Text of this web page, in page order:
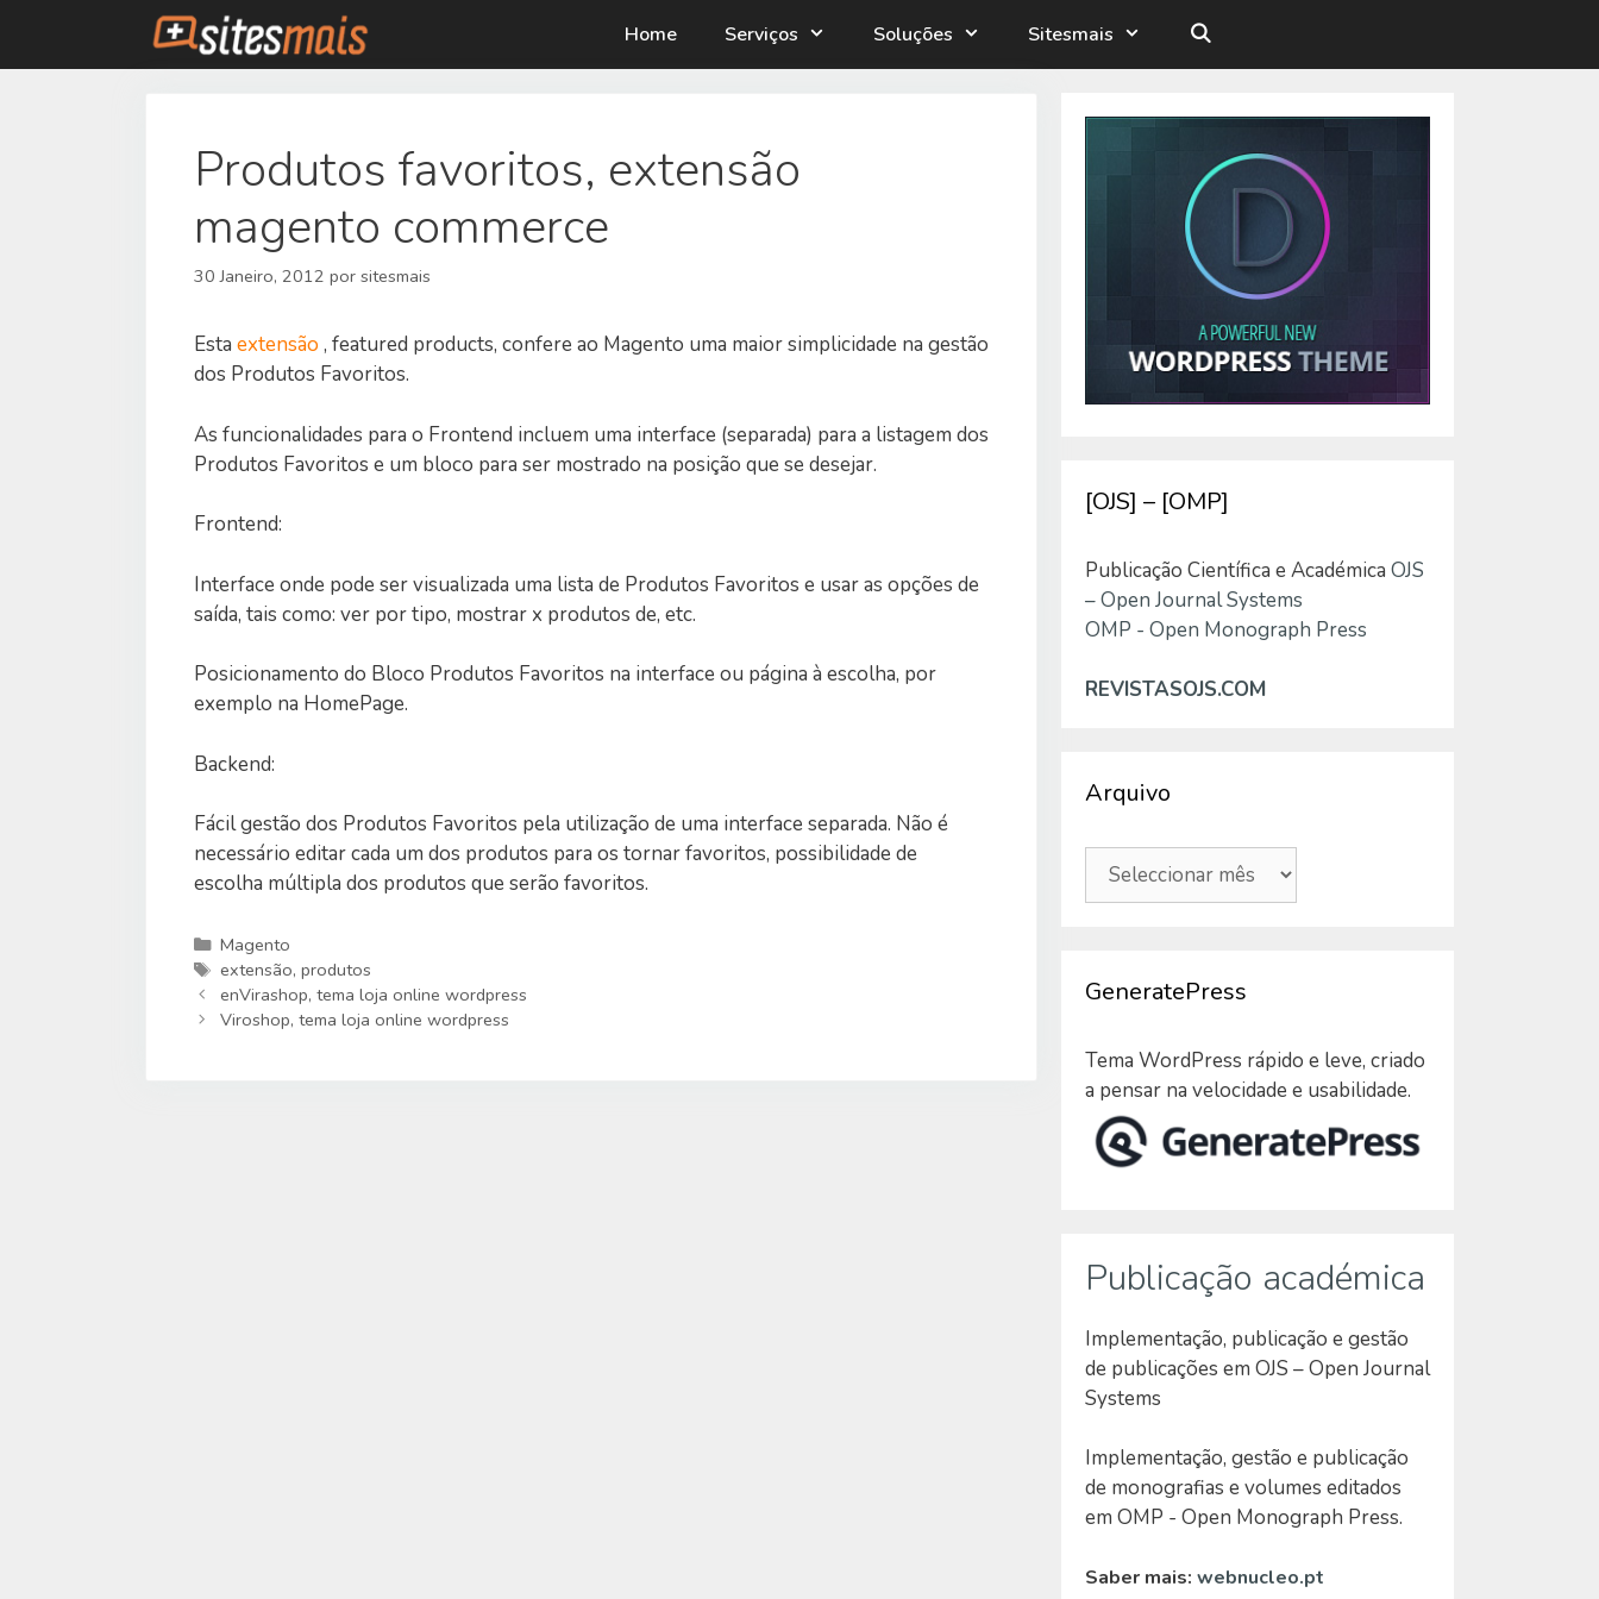
o
Home Serviços Soluções Sitesmais
Produtos favoritos, extensão
magento commerce
30 Janeiro, 2012 por sitesmais
Esta extensão , featured products, confere ao Magento uma maior simplicidade na gestão
dos Produtos Favoritos.
As funcionalidades para o Frontend incluem uma interface (separada) para a listagem dos
Produtos Favoritos e um bloco para ser mostrado na posição que se desejar.
Frontend:
Interface onde pode ser visualizada uma lista de Produtos Favoritos e usar as opções de
saída, tais como: ver por tipo, mostrar x produtos de, etc.
Posicionamento do Bloco Produtos Favoritos na interface ou página à escolha, por
exemplo na HomePage.
Backend:
Fácil gestão dos Produtos Favoritos pela utilização de uma interface separada. Não é
necessário editar cada um dos produtos para os tornar favoritos, possibilidade de
escolha múltipla dos produtos que serão favoritos.
Categorias
Magento
Etiquetas
extensão, produtos
enVirashop, tema loja online wordpress
Viroshop, tema loja online wordpress
[OJS] – [OMP]
Publicação Científica e Académica OJS
– Open Journal Systems
OMP - Open Monograph Press
REVISTASOJS.COM
Arquivo
Arquivo
GeneratePress
Tema WordPress rápido e leve, criado
a pensar na velocidade e usabilidade.
Publicação académica
Implementação, publicação e gestão
de publicações em OJS – Open Journal
Systems
Implementação, gestão e publicação
de monografias e volumes editados
em OMP - Open Monograph Press.
Saber mais: webnucleo.pt